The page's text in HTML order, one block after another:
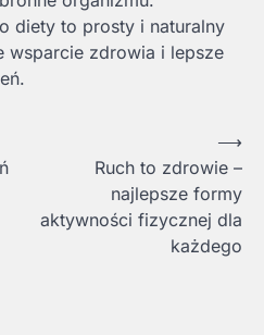
diety to prosty i naturalny
wsparcie zdrowia i lepsze
Ruch to zdrowie –
najlepsze formy
aktywności fizycznej dla
każdego
⟶